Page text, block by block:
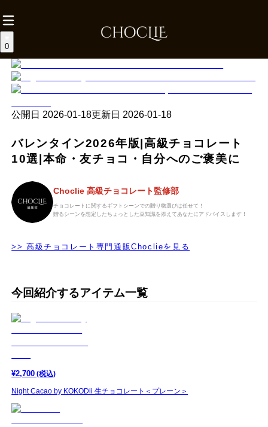
0
公開日 2026-01-18更新日 2026-01-18
バレンタイン2026年版|高級チョコレート
10選|本命・友チョコ・自分へのご褒美に
Choclie 高級チョコレート監修部
チョコレートに関するギフトシーンでの贈り物選びは任せて！
贈るシーンを想定したちょっとした豆知識を添えてあなたにアドバイスします！
>> 高級チョコレート専門通販Choclieを見る
今回紹介するアイテム一覧
¥2,700 (税込)
Night Cacao by KOKODii 生チョコレート＜プレーン＞